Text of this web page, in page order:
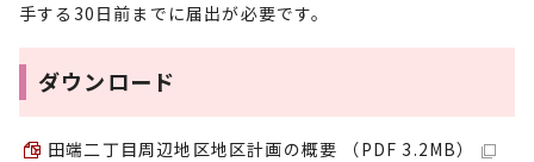
手する30日前までに届出が必要です。
ダウンロード
田端二丁目周辺地区地区計画の概要 （PDF 3.2MB）